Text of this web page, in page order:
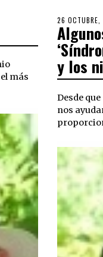
más
POSTED
ON
26
y los
Desde
nos